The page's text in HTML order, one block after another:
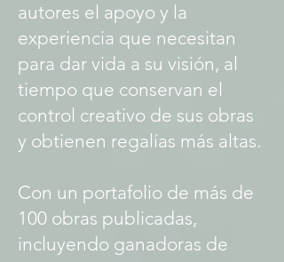
autores el apoyo y la
experiencia que necesitan
para dar vida a su visión, al
tiempo que conservan el
control creativo de sus obras
y obtienen regalías más altas.
Con un portafolio de más de
100 obras publicadas,
incluyendo ganadoras de